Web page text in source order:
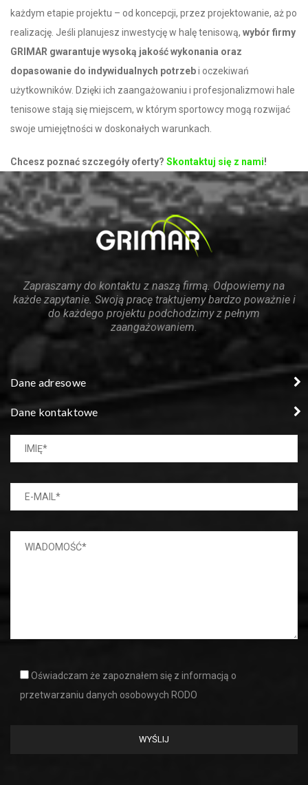
każdym etapie projektu – od koncepcji, przez projektowanie, aż po
realizację. Jeśli planujesz inwestycję w halę tenisową, wybór firmy
GRIMAR gwarantuje wysoką jakość wykonania oraz
dopasowanie do indywidualnych potrzebi oczekiwań
użytkowników. Dzięki ich zaangażowaniu i profesjonalizmowi hale
tenisowe stają się miejscem, w którym sportowcy mogą rozwijać
swoje umiejętności w doskonałych warunkach.
Chcesz poznać szczegóły oferty? Skontaktuj się z nami!
Zapraszamy do kontaktu z naszą firmą. Odpowiemy na
każde zapytanie. Swoją pracę traktujemy bardzo poważnie i
do każdego projektu podchodzimy z pełnym
zaangażowaniem.
Dane adresowe
Dane kontaktowe
Oświadczam że zapoznałem się z informacją o
przetwarzaniu danych osobowych RODO